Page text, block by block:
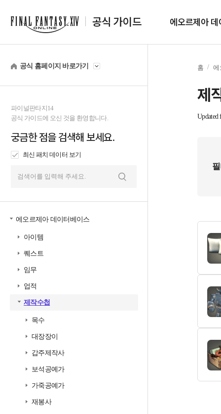
공식 가이드 에오르제아
공식 홈페이지 바로가기
파이널판타지14
공식 가이드에 오신 것을 환영합니다.
궁금한 점을 검색해 보세요.
최신 패치 데이터 보기
에오르제아 데이터베이스
아이템
퀘스트
임무
업적
제작수첩
목수
대장장이
갑주제작사
보석공예가
가죽공예가
재봉사
홈 에
제
Updated